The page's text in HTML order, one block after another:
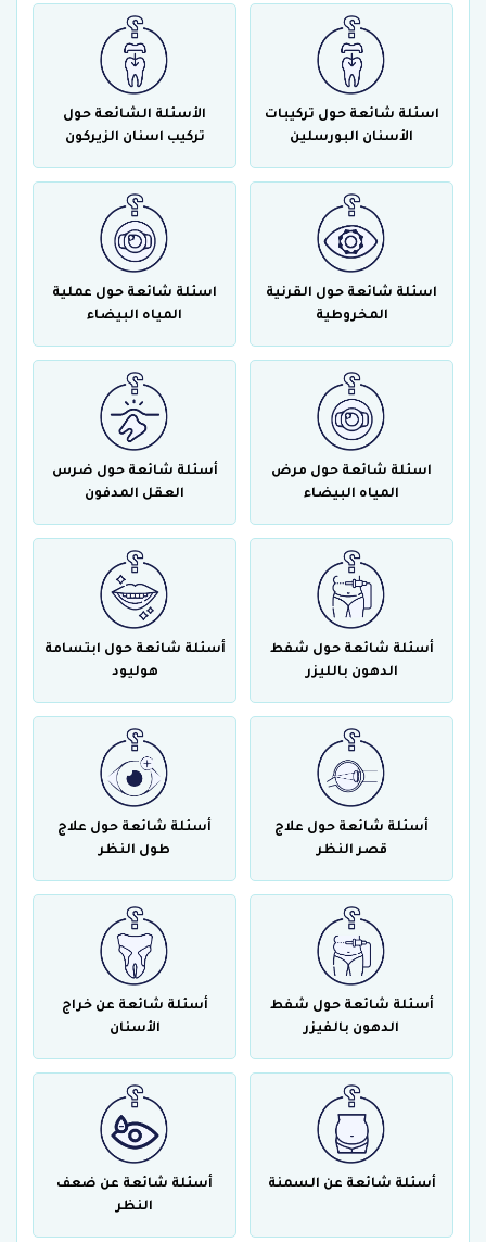
اسئلة شائعة حول تركيبات
الأسنان البورسلين
الأسئلة الشائعة حول
تركيب اسنان الزيركون
اسئلة شائعة حول القرنية
المخروطية
اسئلة شائعة حول عملية
المياه البيضاء
اسئلة شائعة حول مرض
المياه البيضاء
أسئلة شائعة حول ضرس
العقل المدفون
أسئلة شائعة حول شفط
الدهون بالليزر
أسئلة شائعة حول ابتسامة
هوليود
أسئلة شائعة حول علاج
قصر النظر
أسئلة شائعة حول علاج
طول النظر
أسئلة شائعة حول شفط
الدهون بالفيزر
أسئلة شائعة عن خراج
الأسنان
أسئلة شائعة عن السمنة
أسئلة شائعة عن ضعف
النظر